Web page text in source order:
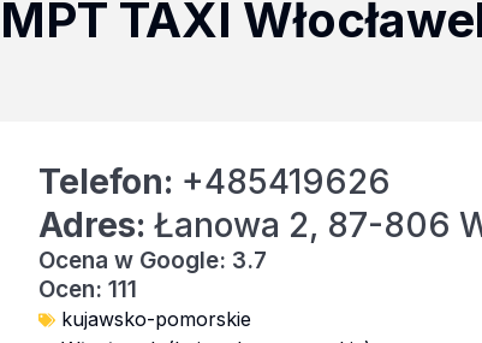
MPT TAXI
Telefon: +485419626
Adres: Łanowa 2, 87-806
Ocena w Google: 3.7
Ocen: 111
kujawsko-pomorskie